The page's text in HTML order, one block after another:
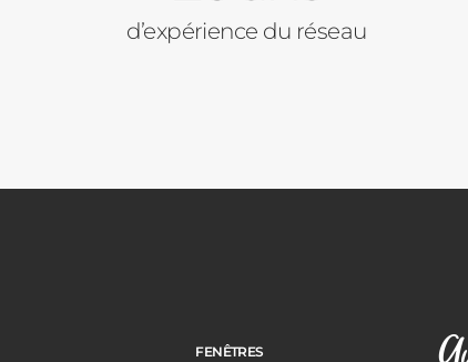
d’expérience du réseau
FENÊTRES